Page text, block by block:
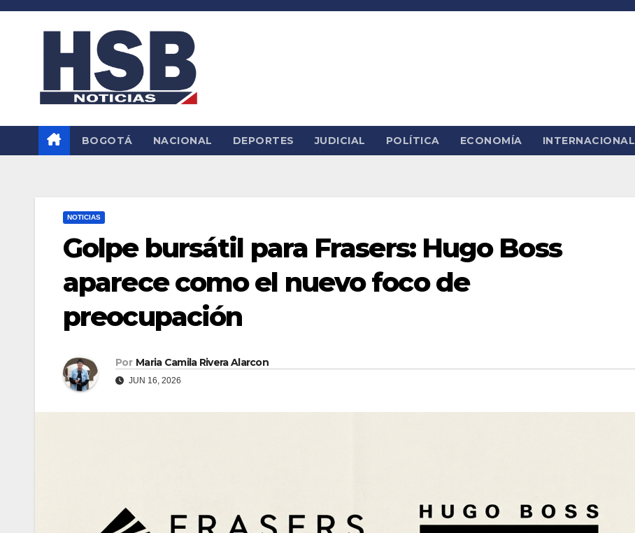
Saltar
BOGOTÁ NACIONAL DEPORTES JUDICIAL POLÍTICA ECONOMÍA INTERNACIONAL
NOTICIAS
Golpe bursátil para Frasers: Hugo Boss
aparece como el nuevo foco de
preocupación
Por Maria Camila Rivera Alarcon
JUN 16, 2026